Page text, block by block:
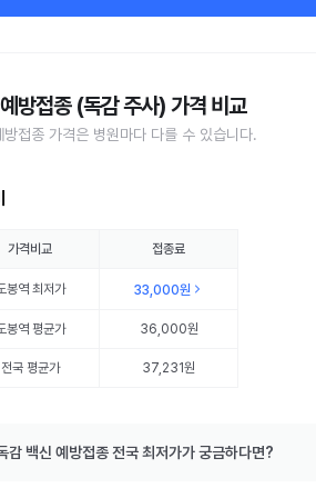
방접종 (독감 주사) 가격 비교
방접종 가격은 병원마다 다를 수 있습니다.
가격비교 접종료
봉역최저가 33,000원
봉역평균가 36,000원
전국 평균가 37,231원
감 백신 예방접종 전국 최저가가 궁금하다면?